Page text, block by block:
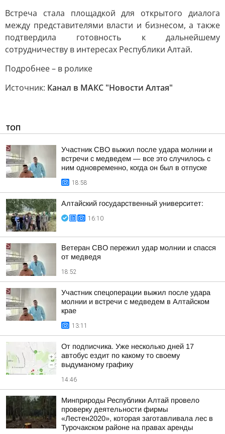
Встреча стала площадкой для открытого диалога
между представителями власти и бизнесом, а также
подтвердила готовность к дальнейшему
сотрудничеству в интересах Республики Алтай.
Подробнее – в ролике
Источник: Канал в МАКС "Новости Алтая"
ТОП
Участник СВО выжил после удара молнии и
встречи с медведем — все это случилось с
ним одновременно, когда он был в отпуске
18:58
Алтайский государственный университет:
16:10
Ветеран СВО пережил удар молнии и спасся
от медведя
18:52
Участник спецоперации выжил после удара
молнии и встречи с медведем в Алтайском
крае
13:11
От подписчика. Уже несколько дней 17
автобус ездит по какому то своему
выдуманому графику
14:46
Минприроды Республики Алтай провело
проверку деятельности фирмы
«Лестен2020», которая заготавливала лес в
Турочакском районе на правах аренды